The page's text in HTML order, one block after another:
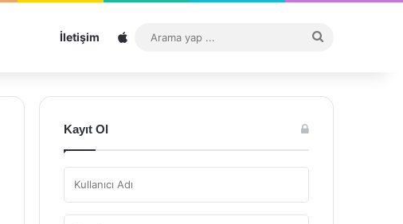
İletişim Sitemap
...
Kayıt Ol